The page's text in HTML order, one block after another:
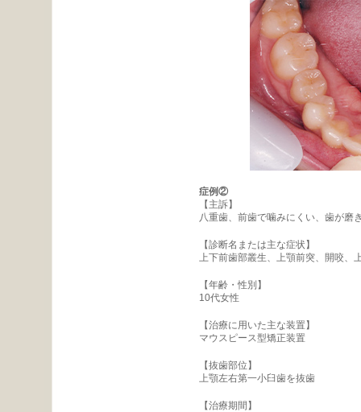
症例②
【主訴】
八重歯、前歯で噛みにくい、歯が磨
【診断名または主な症状】
上下前歯部叢生、上顎前突、開咬、
【年齢・性別】
10代女性
【治療に用いた主な装置】
マウスピース型矯正装置
【抜歯部位】
上顎左右第一小臼歯を抜歯
【治療期間】